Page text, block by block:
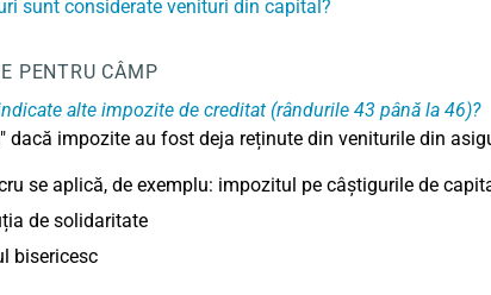
sunt considerate venituri din capital?
PENTRU CÂMP
alte impozite de creditat (rândurile 43 până la 46)?
dacă impozite au fost deja reținute din veniturile din
se aplică, de exemplu: impozitul pe câștigurile de
de solidaritate
bisericesc